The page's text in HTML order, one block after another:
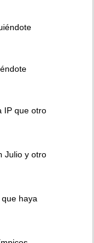
IP que otro
Julio y otro
haya